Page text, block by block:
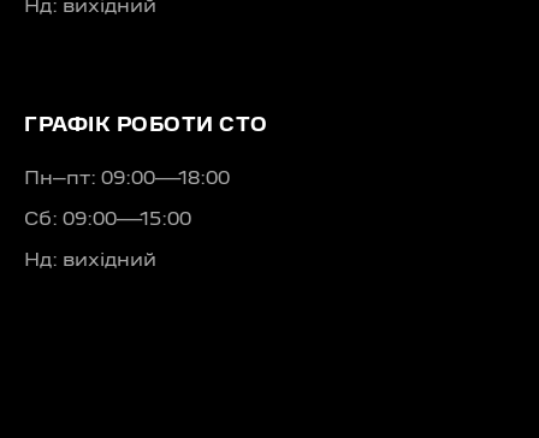
Нд: вихідний
ГРАФІК РОБОТИ СТО
Пн–пт: 09:00—18:00
Сб: 09:00—15:00
Нд: вихідний